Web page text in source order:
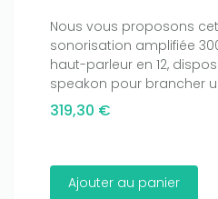
Nous vous proposons
sonorisation amplifiée
haut-parleur en 12,
speakon pour brancher
319,30 €
Ajouter au panier